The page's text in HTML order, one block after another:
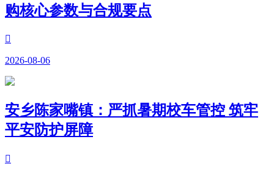
购核心参数与合规要点

2026-08-06
安乡陈家嘴镇：严抓暑期校车管控 筑牢
平安防护屏障
